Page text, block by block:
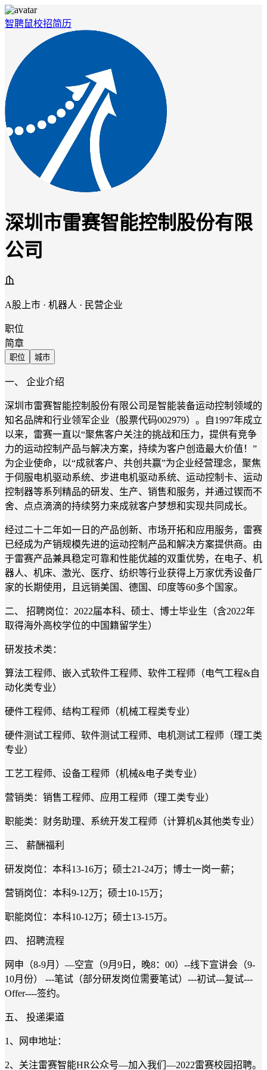
智聘鼠校招简历
深圳市雷赛智能控制股份有限
公司
A股上市 · 机器人 · 民营企业
职位
简章
职位 城市
一、 企业介绍
深圳市雷赛智能控制股份有限公司是智能装备运动控制领域的
知名品牌和行业领军企业（股票代码002979）。自1997年成立
以来，雷赛一直以“聚焦客户关注的挑战和压力，提供有竞争
力的运动控制产品与解决方案，持续为客户创造最大价值！”
为企业使命，以“成就客户、共创共赢”为企业经营理念，聚焦
于伺服电机驱动系统、步进电机驱动系统、运动控制卡、运动
控制器等系列精品的研发、生产、销售和服务，并通过锲而不
舍、点点滴滴的持续努力来成就客户梦想和实现共同成长。
经过二十二年如一日的产品创新、市场开拓和应用服务，雷赛
已经成为产销规模先进的运动控制产品和解决方案提供商。由
于雷赛产品兼具稳定可靠和性能优越的双重优势，在电子、机
器人、机床、激光、医疗、纺织等行业获得上万家优秀设备厂
家的长期使用，且远销美国、德国、印度等60多个国家。
二、 招聘岗位：2022届本科、硕士、博士毕业生（含2022年
取得海外高校学位的中国籍留学生）
研发技术类：
算法工程师、嵌入式软件工程师、软件工程师（电气工程&自
动化类专业）
硬件工程师、结构工程师（机械工程类专业）
硬件测试工程师、软件测试工程师、电机测试工程师（理工类
专业）
工艺工程师、设备工程师（机械&电子类专业）
营销类：销售工程师、应用工程师（理工类专业）
职能类：财务助理、系统开发工程师（计算机&其他类专业）
三、 薪酬福利
研发岗位：本科13-16万；硕士21-24万；博士一岗一薪；
营销岗位：本科9-12万；硕士10-15万；
职能岗位：本科10-12万；硕士13-15万。
四、 招聘流程
网申（8-9月）—空宣（9月9日，晚8：00）--线下宣讲会（9-
10月份） ---笔试（部分研发岗位需要笔试）---初试---复试---
Offer----签约。
五、 投递渠道
1、网申地址：
2、关注雷赛智能HR公众号—加入我们—2022雷赛校园招聘。